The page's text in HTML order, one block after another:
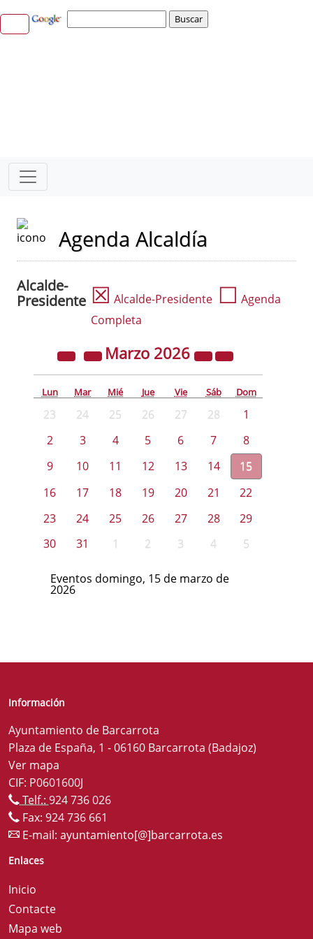
Agenda Alcaldía
Alcalde-
Presidente ☒ Alcalde-Presidente ☐ Agenda
Completa
Marzo 2026
Lun Mar Mié Jue Vie Sáb Dom
23 24 25 26 27 28
1
2
3 4 5 6 7
8
9
10 11 12 13 14
15
16
17 18 19 20 21
22
23
24 25 26 27 28
29
30
31 1 2 3 4 5
Eventos domingo, 15 de marzo de
2026
Información
Ayuntamiento de Barcarrota
Plaza de España, 1 - 06160 Barcarrota (Badajoz)
Ver mapa
CIF: P0601600J
Telf.: 924 736 026
Fax: 924 736 661
E-mail: ayuntamiento[@]barcarrota.es
Enlaces
Inicio
Contacte
Mapa web